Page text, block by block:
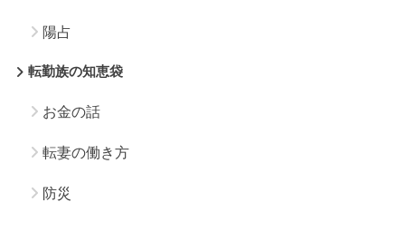
陽占
転勤族の知恵袋
お金の話
転妻の働き方
防災